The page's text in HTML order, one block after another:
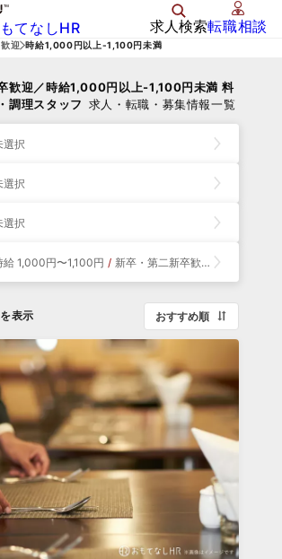
てなしHR 求人検索転職相談
迎 時給1,000円以上-1,100円未満
歓迎／時給1,000円以上-1,100円未満 料
調理スタッフ 求人・転職・募集情報一覧
選択
選択
選択
給 1,000円〜1,100円 / 新卒・第二新卒歓迎
表示 おすすめ順